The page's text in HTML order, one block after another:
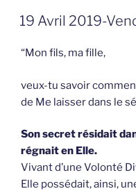
GEPLAATST
OP
19 Avril 2019-
“Mon fils, ma fille,
veux-tu savoir
de Me laisser dans le
Son secret résidait
régnait en Elle.
Vivant d’une Volonté
Elle possédait, ainsi,